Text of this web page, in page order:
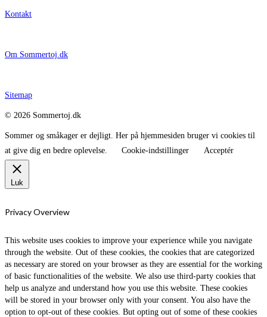
Kontakt
Om Sommertoj.dk
Sitemap
© 2026 Sommertoj.dk
Sommer og småkager er dejligt. Her på hjemmesiden bruger vi cookies til
at give dig en bedre oplevelse.
Cookie-indstillinger Acceptér
Luk
Privacy Overview
This website uses cookies to improve your experience while you navigate
through the website. Out of these cookies, the cookies that are categorized
as necessary are stored on your browser as they are essential for the working
of basic functionalities of the website. We also use third-party cookies that
help us analyze and understand how you use this website. These cookies
will be stored in your browser only with your consent. You also have the
option to opt-out of these cookies. But opting out of some of these cookies